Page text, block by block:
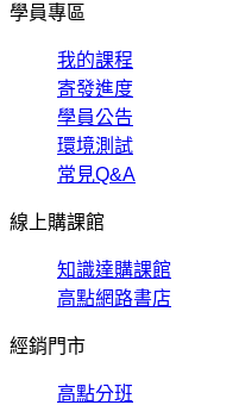
學員專區
我的課程
寄發進度
學員公告
環境測試
常見Q&A
線上購課館
知識達購課館
高點網路書店
經銷門市
高點分班